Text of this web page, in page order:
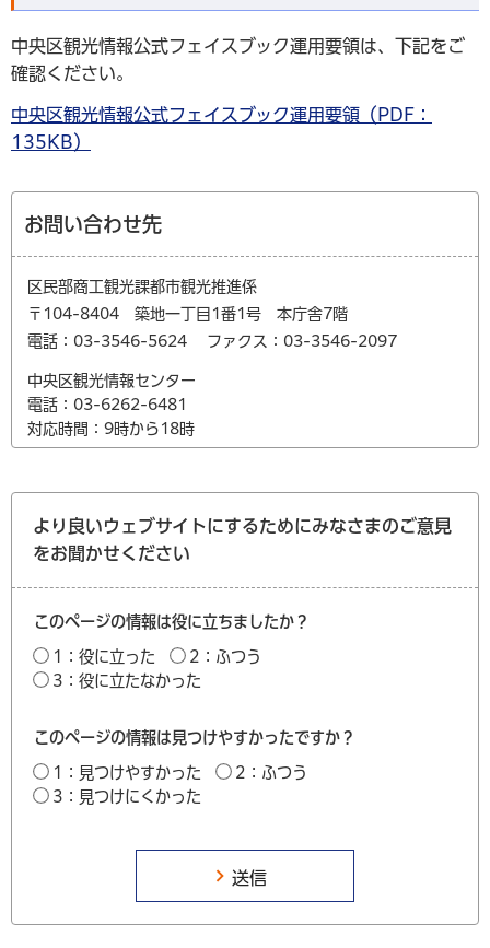
中央区観光情報公式フェイスブック運用要領は、下記をご
確認ください。
中央区観光情報公式フェイスブック運用要領（PDF：
135KB）
お問い合わせ先
区民部商工観光課都市観光推進係
〒104-8404 築地一丁目1番1号 本庁舎7階
電話：03-3546-5624
ファクス：03-3546-2097
中央区観光情報センター
電話：03-6262-6481
対応時間：9時から18時
より良いウェブサイトにするためにみなさまのご意見
をお聞かせください
このページの情報は役に立ちましたか？
1：役に立った
2：ふつう
3：役に立たなかった
このページの情報は見つけやすかったですか？
1：見つけやすかった
2：ふつう
3：見つけにくかった